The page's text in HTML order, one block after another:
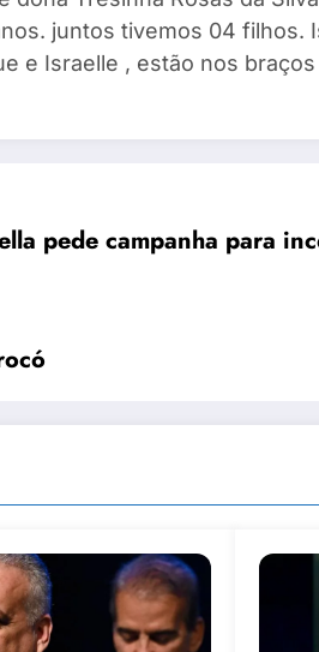
juntos tivemos 04 filhos.
e Israelle , estão nos braços
pede campanha para